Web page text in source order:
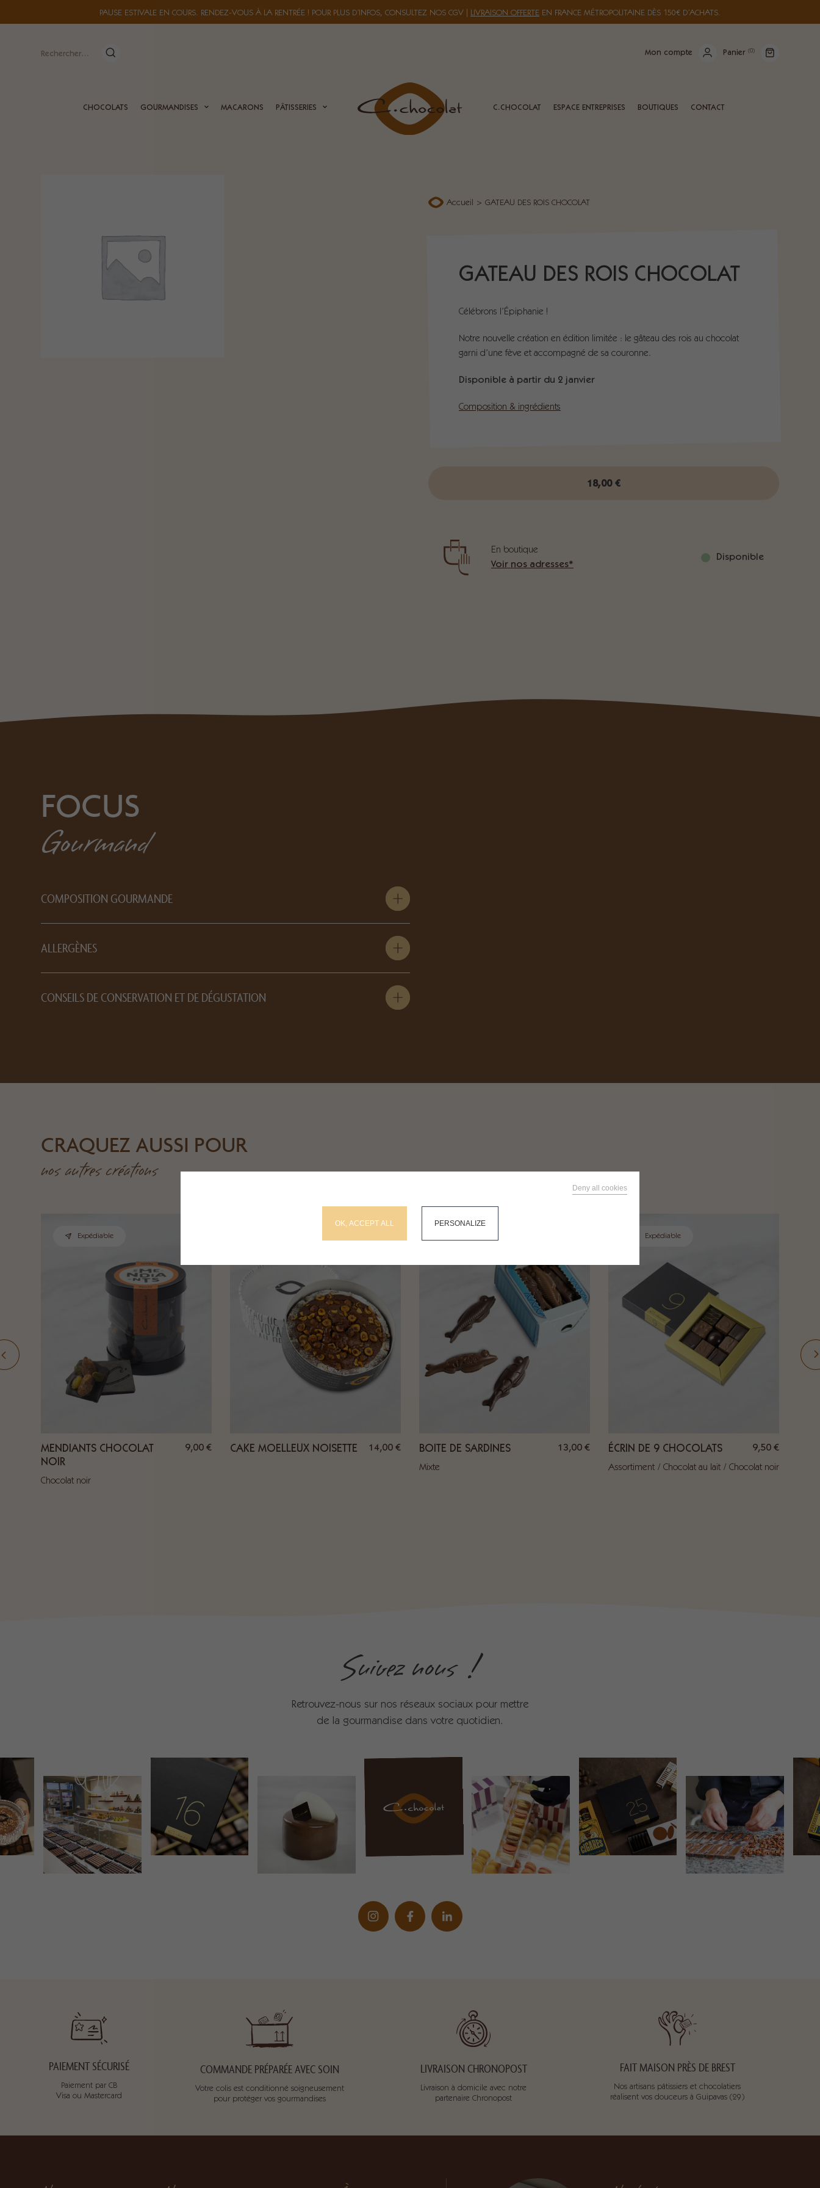
PAUSE ESTIVALE EN COURS. RENDEZ-VOUS À LA RENTRÉE ! POUR PLUS D’INFOS, CONSULTEZ NOS CGV LIVRAISON OFFERTE EN FRANCE MÉTROPOLITAINE DÈS 150€ D’ACHATS.
Mon compte Panier (0)
CHOCOLATS GOURMANDISES MACARONS PÂTISSERIES C.CHOCOLAT ESPACE ENTREPRISES BOUTIQUES CONTACT
Accueil > GATEAU DES ROIS CHOCOLAT
GATEAU DES ROIS CHOCOLAT
Célébrons l’Épiphanie !
Notre nouvelle création en édition limitée : le gâteau des rois au chocolat
garni d’une fève et accompagné de sa couronne.
Disponible à partir du 2 janvier
Composition & ingrédients
18,00 €
En boutique
Voir nos adresses*
Disponible
FOCUS
Gourmand
COMPOSITION GOURMANDE
ALLERGÈNES
CONSEILS DE CONSERVATION ET DE DÉGUSTATION
CRAQUEZ AUSSI POUR
nos autres créations
Expédiable
MENDIANTS CHOCOLAT
NOIR
9,00€
Chocolat noir
CAKE MOELLEUX NOISETTE 14,00€ BOITE DE SARDINES 13,00€
Mixte
Expédiable
ÉCRIN DE 9 CHOCOLATS 9,50€
Assortiment
Chocolat au lait Chocolat noir
RECHERCHEZ SUR LE SITE
Suivez nous !
Retrouvez-nous sur nos réseaux sociaux pour mettre
de la gourmandise dans votre quotidien.
PAIEMENT SÉCURISÉ
Paiement par CB
Visa ou Mastercard
COMMANDE PRÉPARÉE AVEC SOIN
Votre colis est conditionné soigneusement
pour protéger vos gourmandises
LIVRAISON CHRONOPOST
Livraison à domicile avec notre
partenaire Chronopost
FAIT MAISON PRÈS DE BREST
Nos artisans pâtissiers et chocolatiers
réalisent vos douceurs à Guipavas (29)
OK, ACCEPT ALL
Deny all cookies
PERSONALIZE